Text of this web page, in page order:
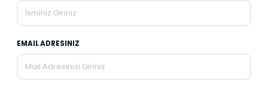
EMAIL ADRESINIZ